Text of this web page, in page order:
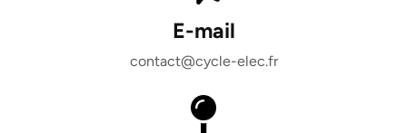
E-mail
contact@cycle-elec.fr